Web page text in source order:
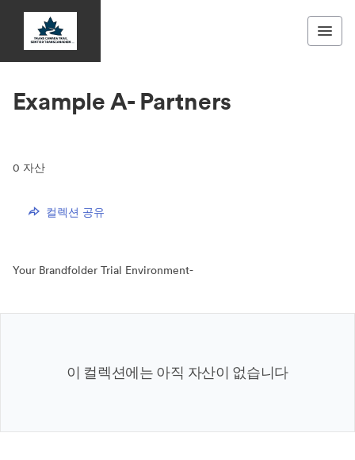
Example A- Partners
0 자산
컬렉션 공유
Your Brandfolder Trial Environment-
이 컬렉션에는 아직 자산이 없습니다